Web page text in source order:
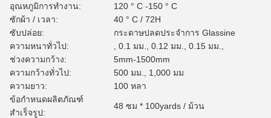
อุณหภูมิการทำงาน:
120 ° C -150 ° C
ซักผ้า / เวลา:
40 ° C / 72H
ซับปล่อย:
กระดาษปลดประจำการ Glassine
ความหนาทั่วไป:
, 0.1 มม., 0.12 มม., 0.15 มม.,
ช่วงความกว้าง:
5mm-1500mm
ความกว้างทั่วไป:
500 มม., 1,000 มม
ความยาว:
100 หลา
ข้อกำหนดผลิตภัณฑ์
สำเร็จรูป:
48 ซม * 100yards / ม้วน